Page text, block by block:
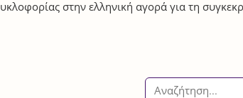
στην ελληνική αγορά για τη